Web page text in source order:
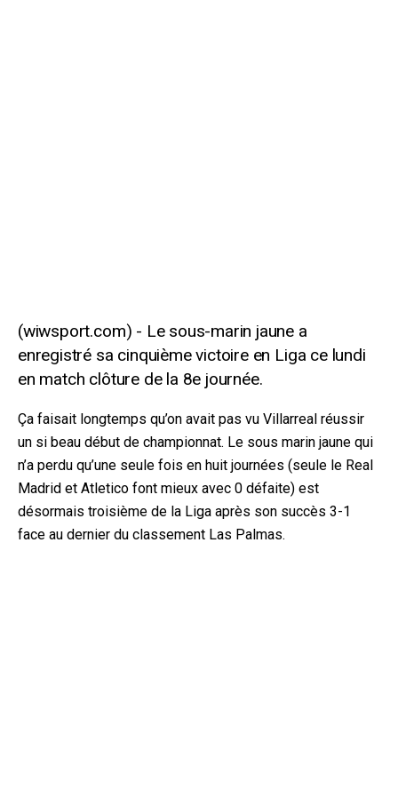
Le sous-marin jaune a
enregistré sa cinquième victoire en Liga ce lundi
en match clôture de la 8e journée.
Ça faisait longtemps qu’on avait pas vu Villarreal réussir
un si beau début de championnat. Le sous marin jaune qui
n’a perdu qu’une seule fois en huit journées (seule le Real
Madrid et Atletico font mieux avec 0 défaite) est
désormais troisième de la Liga après son succès 3-1
face au dernier du classement Las Palmas.